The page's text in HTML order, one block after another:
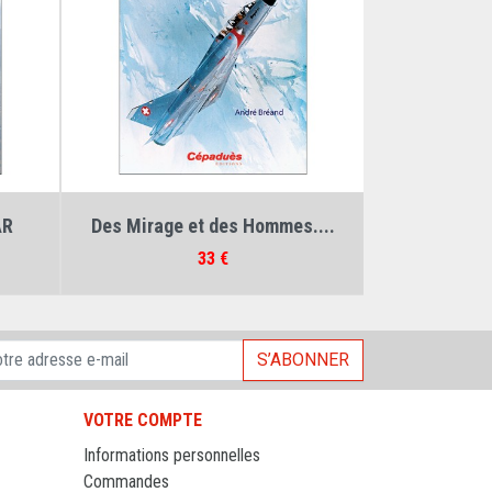
Des Mirage et des Hommes....
Prix
33 €
S’ABONNER
VOTRE COMPTE
Informations personnelles
Commandes